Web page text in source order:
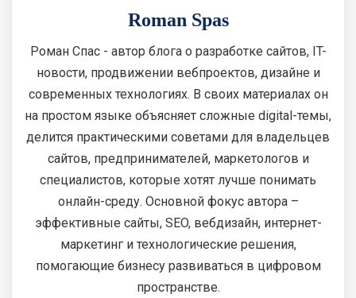
Roman Spas
Роман Спас - автор блога о разработке сайтов, IT-
новости, продвижении вебпроектов, дизайне и
современных технологиях. В своих материалах он
на простом языке объясняет сложные digital-темы,
делится практическими советами для владельцев
сайтов, предпринимателей, маркетологов и
специалистов, которые хотят лучше понимать
онлайн-среду. Основной фокус автора –
эффективные сайты, SEO, вебдизайн, интернет-
маркетинг и технологические решения,
помогающие бизнесу развиваться в цифровом
пространстве.